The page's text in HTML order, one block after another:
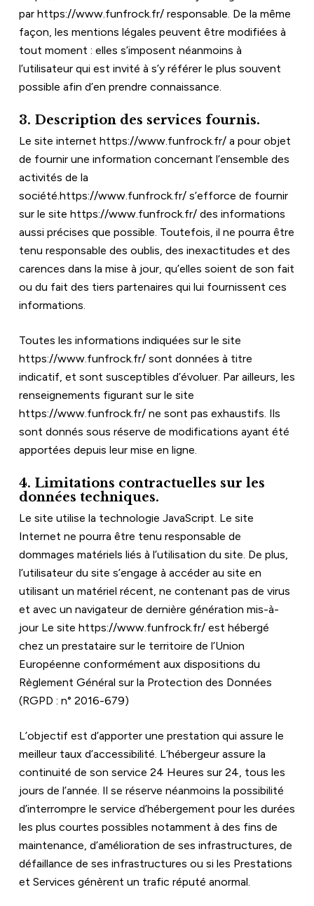
par https://www.funfrock.fr/ responsable. De la même
façon, les mentions légales peuvent être modifiées à
tout moment : elles s’imposent néanmoins à
l’utilisateur qui est invité à s’y référer le plus souvent
possible afin d’en prendre connaissance.
3. Description des services fournis.
Le site internet https://www.funfrock.fr/ a pour objet
de fournir une information concernant l’ensemble des
activités de la
société.https://www.funfrock.fr/ s’efforce de fournir
sur le site https://www.funfrock.fr/ des informations
aussi précises que possible. Toutefois, il ne pourra être
tenu responsable des oublis, des inexactitudes et des
carences dans la mise à jour, qu’elles soient de son fait
ou du fait des tiers partenaires qui lui fournissent ces
informations.
https://www.funfrock.fr/ sont données à titre
indicatif, et sont susceptibles d’évoluer. Par ailleurs, les
https://www.funfrock.fr/ ne sont pas exhaustifs. Ils
sont donnés sous réserve de modifications ayant été
apportées depuis leur mise en ligne.
4. Limitations contractuelles sur les
données techniques.
Le site utilise la technologie JavaScript. Le site
Internet ne pourra être tenu responsable de
dommages matériels liés à l’utilisation du site. De plus,
l’utilisateur du site s’engage à accéder au site en
utilisant un matériel récent, ne contenant pas de virus
et avec un navigateur de dernière génération mis-à-
jour Le site https://www.funfrock.fr/ est hébergé
chez un prestataire sur le territoire de l’Union
Européenne conformément aux dispositions du
Règlement Général sur la Protection des Données
(RGPD : n° 2016-679)
L’objectif est d’apporter une prestation qui assure le
meilleur taux d’accessibilité. L’hébergeur assure la
continuité de son service 24 Heures sur 24, tous les
jours de l’année. Il se réserve néanmoins la possibilité
d’interrompre le service d’hébergement pour les durées
les plus courtes possibles notamment à des fins de
maintenance, d’amélioration de ses infrastructures, de
défaillance de ses infrastructures ou si les Prestations
et Services génèrent un trafic réputé anormal.